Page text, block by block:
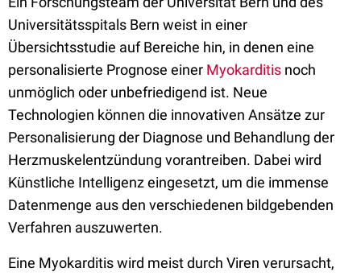
Universitätsspitals Bern weist in einer
Übersichtsstudie auf Bereiche hin, in denen eine
personalisierte Prognose einer Myokarditis noch
unmöglich oder unbefriedigend ist. Neue
Technologien können die innovativen Ansätze zur
Personalisierung der Diagnose und Behandlung der
Herzmuskelentzündung vorantreiben. Dabei wird
Künstliche Intelligenz eingesetzt, um die immense
Datenmenge aus den verschiedenen bildgebenden
Verfahren auszuwerten.
Eine Myokarditis wird meist durch Viren verursacht,